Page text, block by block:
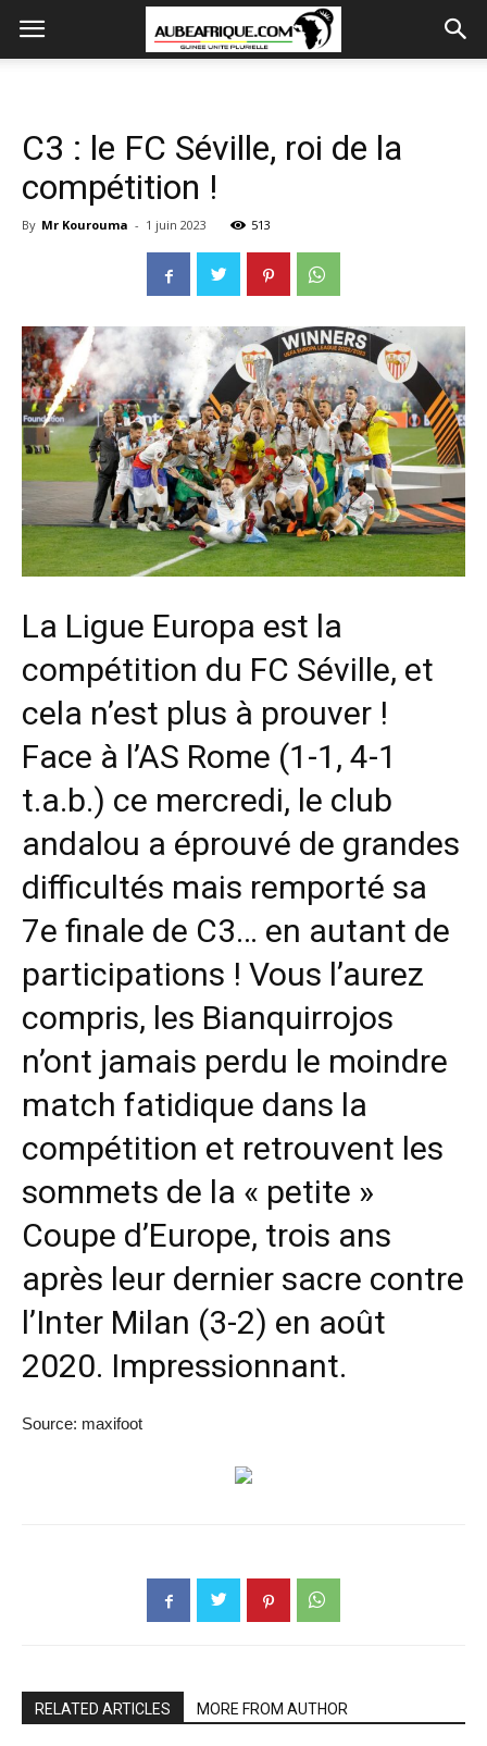
C3 : le FC Séville, roi de la
compétition !
By Mr Kourouma - 1 juin 2023 513
La Ligue Europa est la
compétition du FC Séville, et
cela n’est plus à prouver !
Face à l’AS Rome (1-1, 4-1
t.a.b.) ce mercredi, le club
andalou a éprouvé de grandes
difficultés mais remporté sa
7e finale de C3… en autant de
participations ! Vous l’aurez
compris, les Bianquirrojos
n’ont jamais perdu le moindre
match fatidique dans la
compétition et retrouvent les
sommets de la « petite »
Coupe d’Europe, trois ans
après leur dernier sacre contre
l’Inter Milan (3-2) en août
2020. Impressionnant.
Source: maxifoot
RELATED ARTICLES MORE FROM AUTHOR